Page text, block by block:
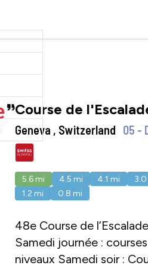
Course de
Geneva , Switzerland 05 -
5.6mi 4.5 mi 4.1 mi 3.0
1.2 mi 0.8 mi
48e Course de
Samedi journée :
niveaux Samedi soir :